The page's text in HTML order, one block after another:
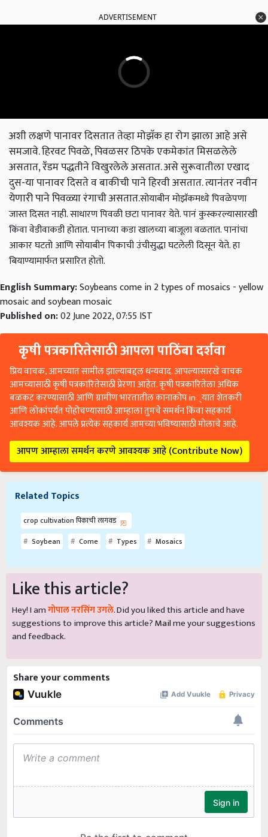
ADVERTISEMENT
अशी लक्षणे पानावर दिसतात तेव्हा मोझॅक हा रोग झाला आहे असे
समजावे. हिरवट पिवळे, पिवळसर ठिपके एकमेकांत मिसळलेले
असतात, रॅंडम पद्धतीने विखुरलेले असतात. असे सुरूवातीला एखाद
दुस-या पानावर दिसते व बाकीची पाने हिरवी असतात. त्यानंतर नवीन
येणारी पाने पिवळ्या रंगाची असतात.सोयाबीन मोझॅकमध्ये पिवळेपणा
जास्त दिसत नाही. साधारण पिवळी छटा पानावर येते. पानं कुस्करल्यासारखी
किंवा वेडीवाकडी होतात. पानाच्या कडा खालच्या बाजूला वळतात. पानांचा
आकार घटतो आणि सोयाबीन पिकाची उंचीसुद्धा घटलेली दिसून येते. हा
बियाण्यामार्फत प्रसारित होतो.
English Summary:Soybeans come in 2 types of mosaics - yellow
mosaic and soybean mosaic
Published on:02 June 2022, 07:55 IST
कृषी पत्रकारितेसाठी आपला पाठिंबा दर्शवा
प्रिय वाचक, आमच्यात सामील झाल्याबद्दल धन्यवाद. आपल्यासारखे वाचक
आमच्यासाठी कृषी पत्रकारितेसाठी प्रेरणा आहेत. कृषी पत्रकारितेला अधिक
बळकट करण्यासाठी आणि ग्रामीण भारतातील कानाकोप in्यात शेतकरी
आणि लोकांपर्यंत पोहोचण्यासाठी आम्हाला तुमचे समर्थन किंवा सहकार्य
आवश्यक आहे. आपले प्रत्येक सहकार्य आमच्या भविष्यासाठी मोलाचे आहे.
आपण आम्हाला समर्थन करणे आवश्यक आहे (Contribute Now)
Related Topics
crop cultivation पिकाची लागवड
Soybean
Come Types Mosaics
Like this article?
Hey! I amगोपाल नरसिंग उगले. Did you liked this article and have
suggestions to improve this article?Mailme your suggestions
and feedback.
Share your comments